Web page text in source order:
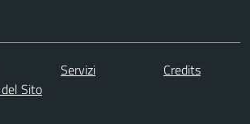
Servizi
Credits
Sito